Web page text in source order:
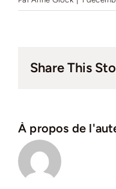
Share This
À propos de